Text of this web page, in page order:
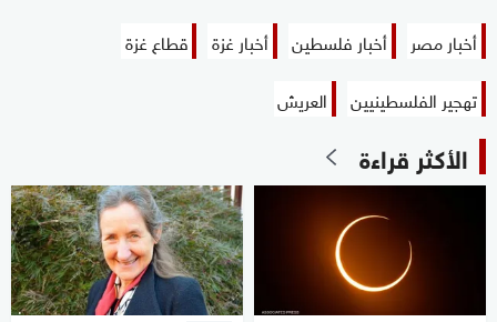
أخبار مصر أخبار فلسطين أخبار غزة
قطاع غزة
تهجير الفلسطينيين
العريش
الأكثر قراءة